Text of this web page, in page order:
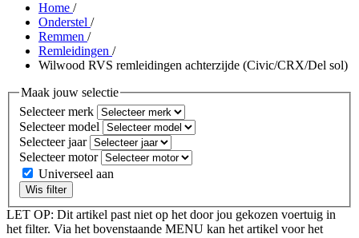
Home /
Onderstel /
Remmen /
Remleidingen /
Wilwood RVS remleidingen achterzijde (Civic/CRX/Del sol)
Maak jouw selectie
Selecteer merk
Selecteer model
Selecteer jaar
Selecteer motor
Universeel aan
Wis filter
LET OP: Dit artikel past niet op het door jou gekozen voertuig in
het filter. Via het bovenstaande MENU kan het artikel voor het